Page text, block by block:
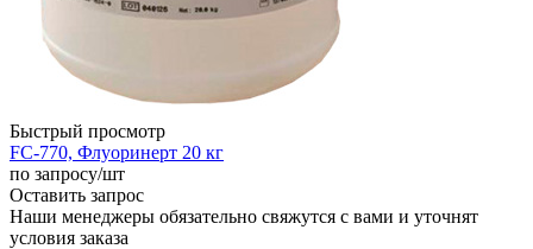
Быстрый просмотр
FC-770, Флуоринерт 20 кг
по запросу/шт
Оставить запрос
Наши менеджеры обязательно свяжутся с вами и уточнят
условия заказа